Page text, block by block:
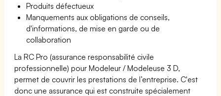
Produits défectueux
Manquements aux obligations de conseils,
d'informations, de mise en garde ou de
collaboration
La RC Pro (assurance responsabilité civile
professionnelle) pour Modeleur / Modeleuse 3 D,
permet de couvrir les prestations de l’entreprise. C'est
donc une assurance qui est construite spécialement